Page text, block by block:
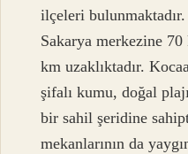
ilçeleri
Sakarya merkezine
km uzaklıktadır.
şifalı kumu, doğal
bir sahil şeridine
mekanlarının da